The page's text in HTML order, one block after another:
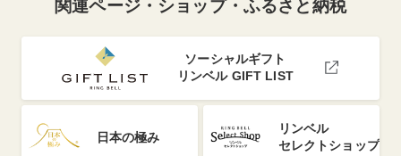
関連ページ・ショップ・ふるさと納税
ソーシャルギフト
リンベル GIFT LIST
日本の極み
リンベル
セレクトショップ